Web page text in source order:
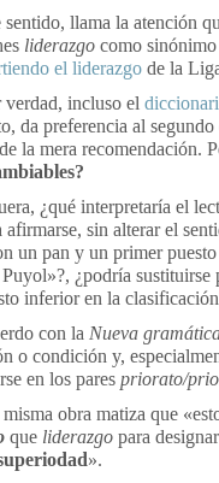
sentido, llama la atención
liderazgo como
el liderazgo de la
verdad, incluso el
da preferencia al
la mera recomendación.
¿qué interpretaría el
afirmarse, sin alterar el
un pan y un primer
¿podría sustituirse
inferior en la
con la Nueva
o condición y,
en los pares priorato/
obra matiza que
que liderazgo para
».